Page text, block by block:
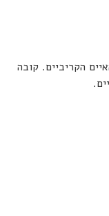
הקריביים. קובה